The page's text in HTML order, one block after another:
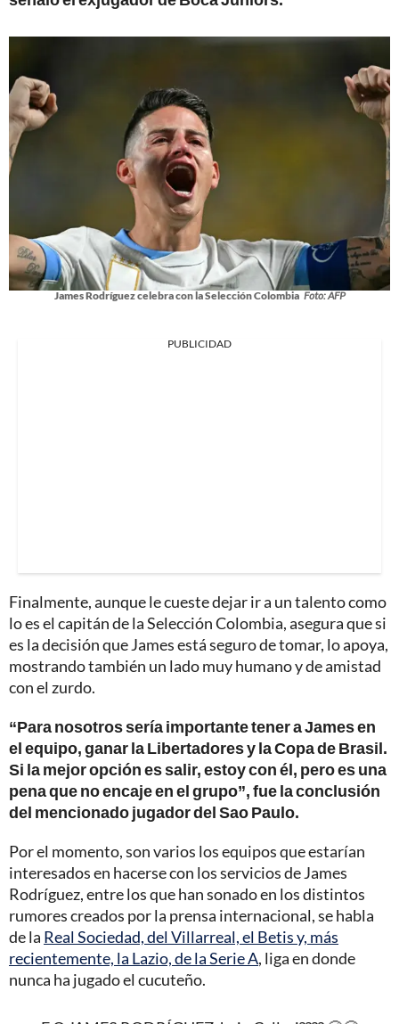
James Rodríguez celebra con la Selección Colombia Foto: AFP
PUBLICIDAD
Finalmente, aunque le cueste dejar ir a un talento como
lo es el capitán de la Selección Colombia, asegura que si
es la decisión que James está seguro de tomar, lo apoya,
mostrando también un lado muy humano y de amistad
con el zurdo.
“Para nosotros sería importante tener a James en
el equipo, ganar la Libertadores y la Copa de Brasil.
Si la mejor opción es salir, estoy con él, pero es una
pena que no encaje en el grupo”, fue la conclusión
del mencionado jugador del Sao Paulo.
Por el momento, son varios los equipos que estarían
interesados en hacerse con los servicios de James
Rodríguez, entre los que han sonado en los distintos
rumores creados por la prensa internacional, se habla
de la Real Sociedad, del Villarreal, el Betis y, más
recientemente, la Lazio, de la Serie A, liga en donde
nunca ha jugado el cucuteño.